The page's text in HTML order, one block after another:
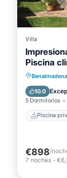
Villa
Piscina
Benalmadena
10.0
5 Dormitorios
Piscina
€898/
7 noches -